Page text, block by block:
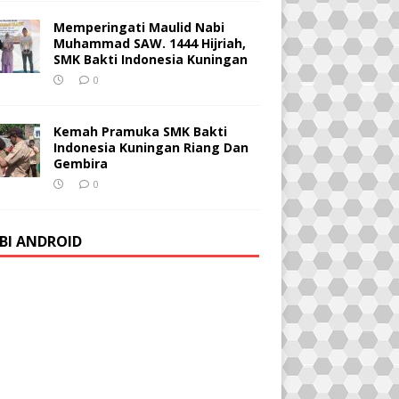
Memperingati Maulid Nabi
Muhammad SAW. 1444 Hijriah,
SMK Bakti Indonesia Kuningan
0
Kemah Pramuka SMK Bakti
Indonesia Kuningan Riang Dan
Gembira
0
ANDROID